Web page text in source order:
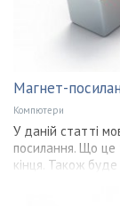
Магнет-
Компютери
У даній статті
посилання. Що це
кінця. Також